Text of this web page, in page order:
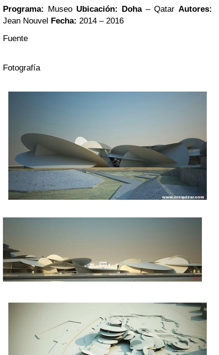
Programa: Museo Ubicación: Doha– Qatar Autores:
Jean Nouvel
Fecha: 2014 – 2016
Fuente
Fotografía